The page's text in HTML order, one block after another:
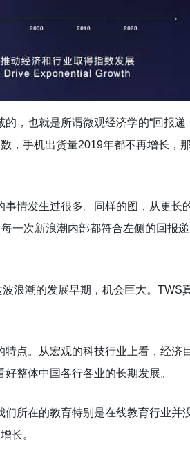
，也就是所谓微观经济学的“回报递
，手机出货量2019年都不再增长，那
情发生过很多。同样的图，从更长
一次新浪潮内部都符合左侧的回报递
浪潮的发展早期，机会巨大。TWS
点。从宏观的科技行业上看，经济目
整体中国各行各业的长期发展。
们所在的教育特别是在线教育行业并
长。